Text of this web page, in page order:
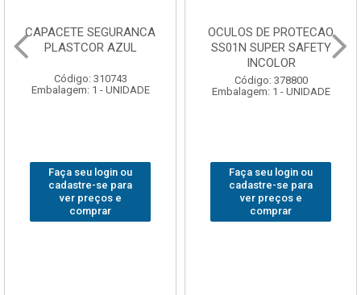
OCULOS DE PROTECAO
SS01N SUPER SAFETY
Código: 378800
Embalagem: 1 - UNIDADE
Faça seu login ou
cadastre-se para
ver preços e
comprar
MASCARA DESCARTAVEL
PFF2 PLASTCOR COM
VALVULA 933
Código: 378477
Embalagem: 1 - UNIDADE
Faça seu login ou
cadastre-se para
ver preços e
comprar